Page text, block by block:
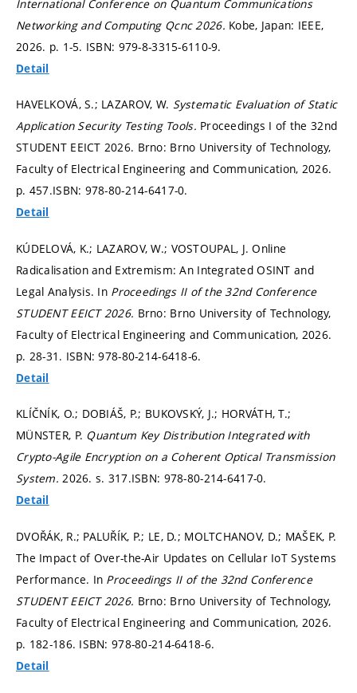
International Conference on Quantum Communications
Networking and Computing Qcnc 2026. Kobe, Japan: IEEE,
2026. p. 1-5. ISBN: 979-8-3315-6110-9.
Detail
HAVELKOVÁ, S.; LAZAROV, W. Systematic Evaluation of Static
Application Security Testing Tools. Proceedings I of the 32nd
STUDENT EEICT 2026. Brno: Brno University of Technology,
Faculty of Electrical Engineering and Communication, 2026.
p. 457.ISBN: 978-80-214-6417-0.
Detail
KÚDELOVÁ, K.; LAZAROV, W.; VOSTOUPAL, J. Online
Radicalisation and Extremism: An Integrated OSINT and
Legal Analysis. In Proceedings II of the 32nd Conference
STUDENT EEICT 2026. Brno: Brno University of Technology,
Faculty of Electrical Engineering and Communication, 2026.
p. 28-31. ISBN: 978-80-214-6418-6.
Detail
KLÍČNÍK, O.; DOBIÁŠ, P.; BUKOVSKÝ, J.; HORVÁTH, T.;
MÜNSTER, P. Quantum Key Distribution Integrated with
Crypto-Agile Encryption on a Coherent Optical Transmission
System.2026. s. 317.ISBN: 978-80-214-6417-0.
Detail
DVOŘÁK, R.; PALUŘÍK, P.; LE, D.; MOLTCHANOV, D.; MAŠEK, P.
The Impact of Over-the-Air Updates on Cellular IoT Systems
Performance. In Proceedings II of the 32nd Conference
STUDENT EEICT 2026. Brno: Brno University of Technology,
Faculty of Electrical Engineering and Communication, 2026.
p. 182-186. ISBN: 978-80-214-6418-6.
Detail